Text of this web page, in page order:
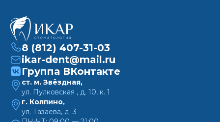
8 (812) 407-31-03
ikar-dent@mail.ru
Группа ВКонтакте
ст. м. Звёздная,
ул. Пулковская , д. 10, к. 1
г. Колпино,
ул. Тазаева, д. 3